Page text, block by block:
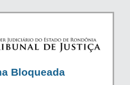
Bloqueada